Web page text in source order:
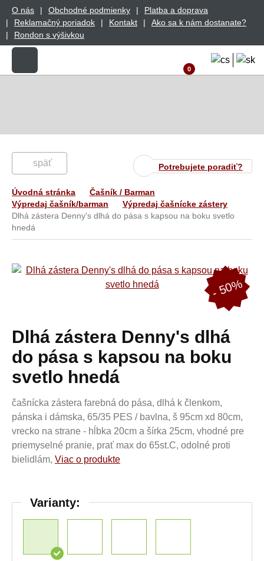
O nás Obchodné podmienky
Platba a doprava
Reklamačný poriadok
Kontakt
Ako sa k nám dostanate?
Rondon s výšivkou
0
Potrebujete poradiť?
späť
Úvodná stránka
Čašník / Barman
Výpredaj čašník/barman
Výpredaj čašnícke zástery
Dlhá zástera Denny's dlhá do pása s kapsou na boku svetlo
hnedá
Dlhá zástera Denny's dlhá
do pása s kapsou na boku
svetlo hnedá
čašnícka zástera farebná do pása, dlhá k členkom,
pánska i dámska, 65/35 PES / bavlna, š 95cm xd 80cm,
vrecko na strane - hĺbka 20cm a šírka 25cm, vhodné pre
priemyselné pranie, prať max do 65st.C, odolné proti
bielidlám, Viac o produkte
Varianty:
- 50%